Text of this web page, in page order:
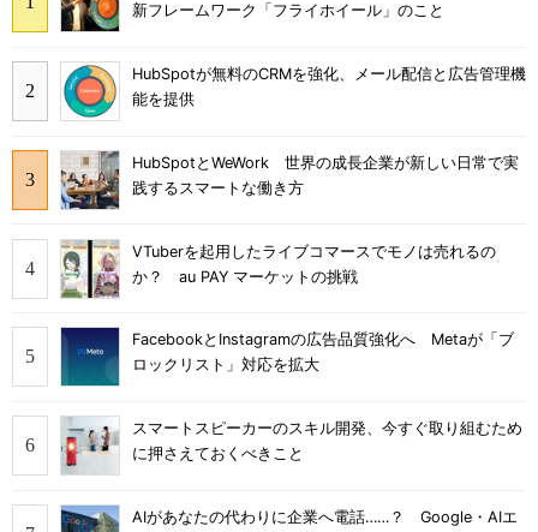
新フレームワーク「フライホイール」のこと
HubSpotが無料のCRMを強化、メール配信と広告管理機
能を提供
HubSpotとWeWork 世界の成長企業が新しい日常で実
践するスマートな働き方
VTuberを起用したライブコマースでモノは売れるの
か？ au PAY マーケットの挑戦
FacebookとInstagramの広告品質強化へ Metaが「ブ
ロックリスト」対応を拡大
スマートスピーカーのスキル開発、今すぐ取り組むため
に押さえておくべきこと
AIがあなたの代わりに企業へ電話……？ Google・AIエ